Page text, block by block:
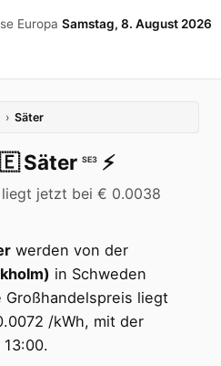
Europa Samstag, 8. August 2026
› Säter
Säter SE3 ⚡️
jetzt bei € 0.0038
werden von der
in Schweden
liegt
/kWh, mit der